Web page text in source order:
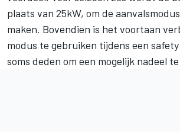
plaats van 25kW, om de
maken. Bovendien is het voortaan
modus te gebruiken tijdens een
soms deden om een mogelijk nadeel